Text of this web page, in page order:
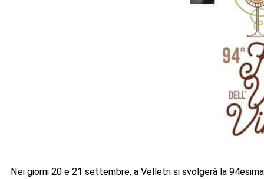
Nei giorni 20 e 21 settembre, a Velletri si svolgerà la